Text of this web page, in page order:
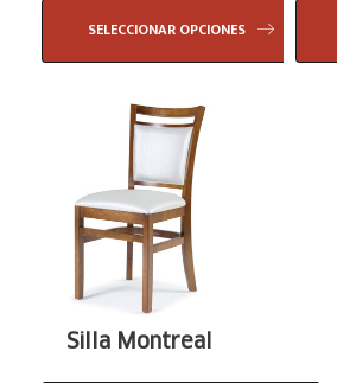
SELECCIONAR OPCIONES
Silla Montreal